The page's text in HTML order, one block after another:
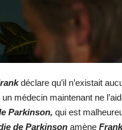
déclare qu’il n’existait
médecin maintenant ne
Parkinson, qui est
de Parkinson amène